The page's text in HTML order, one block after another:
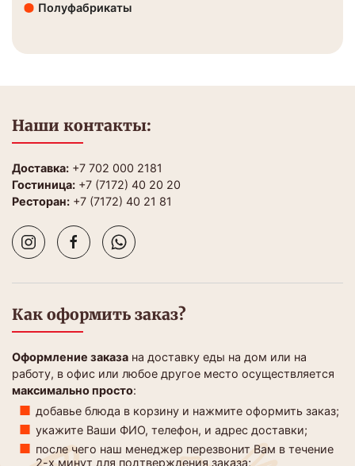
Полуфабрикаты
Наши контакты:
Доставка: +7 702 000 2181
Гостиница: +7 (7172) 40 20 20
Ресторан: +7 (7172) 40 21 81
Как оформить заказ?
Оформление заказа на доставку еды на дом или на
работу, в офис или любое другое место осуществляется
максимально просто:
добавье блюда в корзину и нажмите оформить заказ;
укажите Ваши ФИО, телефон, и адрес доставки;
после чего наш менеджер перезвонит Вам в течение
2-х минут для подтверждения заказа;